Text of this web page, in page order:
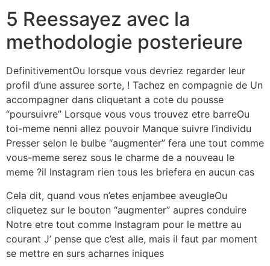
5 Reessayez avec la
methodologie posterieure
DefinitivementOu lorsque vous devriez regarder leur
profil d’une assuree sorte, ! Tachez en compagnie de Un
accompagner dans cliquetant a cote du pousse
“poursuivre” Lorsque vous vous trouvez etre barreOu
toi-meme nenni allez pouvoir Manque suivre l’individu
Presser selon le bulbe “augmenter” fera une tout comme
vous-meme serez sous le charme de a nouveau le
meme ?il Instagram rien tous les briefera en aucun cas
Cela dit, quand vous n’etes enjambee aveugleOu
cliquetez sur le bouton “augmenter” aupres conduire
Notre etre tout comme Instagram pour le mettre au
courant J’ pense que c’est alle, mais il faut par moment
se mettre en surs acharnes iniques